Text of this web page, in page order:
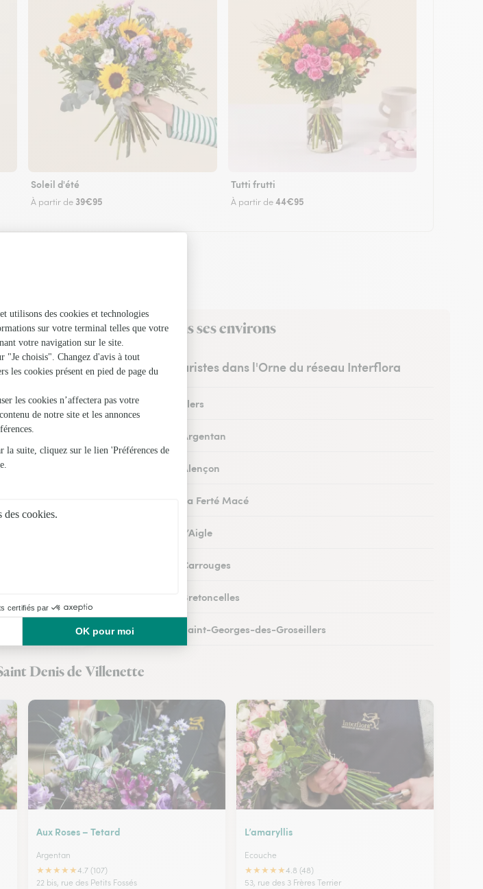
Soleil d'été
À partir de 39€95
Tutti frutti
À partir de44€95
Denis de Villenette et dans ses environs
Les fleuristes dans l'Orne du réseau Interflora
Fleuristes à Flers
Fleuristes à Argentan
Fleuristes à Alençon
Fleuristes à La Ferté Macé
Fleuristes à L’Aigle
Fleuristes à Carrouges
Fleuristes à Bretoncelles
Fleuristes à Saint-Georges-des-Groseillers
Denis de Villenette
Aux Roses – Tetard
Argentan
★★★★★4.7 (107)
22 bis, rue des Petits Fossés
L’amaryllis
Ecouche
★★★★★4.8 (48)
53, rue des 3 Frères Terrier